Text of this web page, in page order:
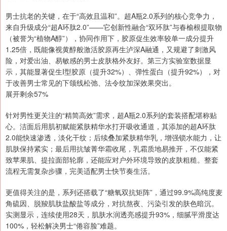
男士抗老的关键，在于“高效且温和”。超A瓶2.0系列的核心竞争力，
来自升级成分“超A环肽2.0”——它创新性融合“双环肽”与春榆根提取物
（被誉为“植物A醇”），协同作用下，胶原促生效率较单一成分提升
1.25倍，既能像视黄醇般激活胶原再生泸深A融通，又规避了刺激风
险，对爱出油、易敏感的男士皮肤格外友好。第三方实验室数据显
示，其能显著促生I型胶原（提升32%）、弹性蛋白（提升92%），对
于改善男士常见的下颌线松弛、法令纹加深效果突出。
展开剩余57%
针对男性更关注的“精简高效”需求，超A瓶2.0系列的套装搭配堪称贴
心。洁面后用肌初赋能紧肤精华水打开吸收通道，其添加的超A环肽
2.0能快速渗透，淡化干纹；后续叠加紧肤精华乳，增强锁水能力，让
肌肤保持紧实；最后用抗皱菁华霜收尾，乳霜质地易推开，不仅能紧
致苹果肌、提拉面部轮廓，还能应对户外环境导致的皮肤粗糙。整套
流程无需复杂步骤，完美适配男士快节奏生活。
更值得关注的是，系列还搭载了“糖氧双抗矩阵”，通过99.9%高纯度麦
角硫因、脱羧肌肽盐酸盐等成分，对抗熬夜、污染引发的肤色暗沉。
实测显示，连续使用28天，肌肤水润透亮感提升93%，细腻平滑度达
100%，轻松解决男士“倦容脸”难题。